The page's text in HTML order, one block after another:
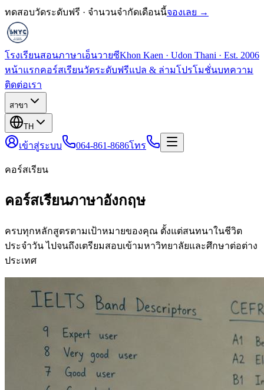
ทดสอบวัดระดับฟรี · จำนวนจำกัดเดือนนี้จองเลย →
โรงเรียนสอนภาษาเอ็นวายซีKhon Kaen · Udon Thani · Est. 2006
หน้าแรกคอร์สเรียนวัดระดับฟรีแปล & ล่ามโปรโมชั่นบทความ
ติดต่อเรา
สาขา
TH
เข้าสู่ระบบ 064-861-8686โทร
คอร์สเรียน
คอร์สเรียนภาษาอังกฤษ
ครบทุกหลักสูตรตามเป้าหมายของคุณ ตั้งแต่สนทนาในชีวิต
ประจำวัน ไปจนถึงเตรียมสอบเข้ามหาวิทยาลัยและศึกษาต่อต่าง
ประเทศ